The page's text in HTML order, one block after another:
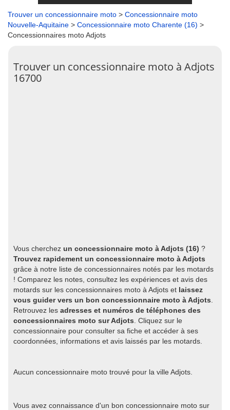
Trouver un concessionnaire moto > Concessionnaire moto
Nouvelle-Aquitaine > Concessionnaire moto Charente (16) >
Concessionnaires moto Adjots
Trouver un concessionnaire moto à Adjots
16700
Vous cherchez un concessionnaire moto à Adjots (16) ?
Trouvez rapidement un concessionnaire moto à Adjots
grâce à notre liste de concessionnaires notés par les motards
! Comparez les notes, consultez les expériences et avis des
motards sur les concessionnaires moto à Adjots et laissez
vous guider vers un bon concessionnaire moto à Adjots
Retrouvez les adresses et numéros de téléphones des
concessionnaires moto sur Adjots . Cliquez sur le
concessionnaire pour consulter sa fiche et accéder à ses
coordonnées, informations et avis laissés par les motards.
Aucun concessionnaire moto trouvé pour la ville Adjots.
Vous avez connaissance d'un bon concessionnaire moto sur